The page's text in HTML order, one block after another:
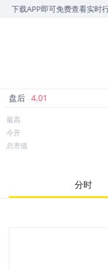
APP即可免费查看实时行情。
盘后 4.01
最高
今开
总市值
股息
分时